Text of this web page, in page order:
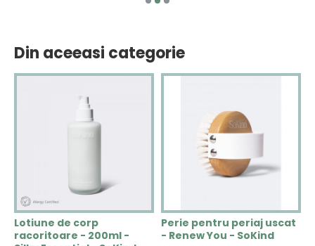
Din aceeasi categorie
Lotiune de corp
racoritoare - 200ml -
Perie pentru periaj uscat
- Renew You - SoKind